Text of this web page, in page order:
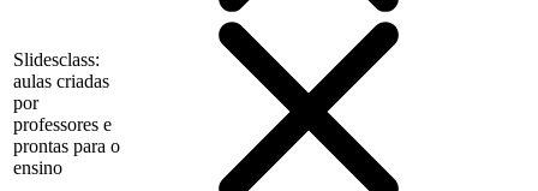
Slidesclass:
aulas criadas
por
professores e
prontas para o
ensino